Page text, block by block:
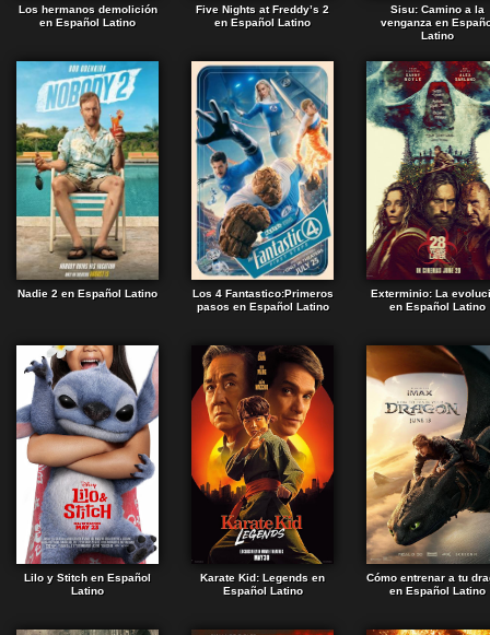
Los hermanos demolición
en Español Latino
Five Nights at Freddy’s 2
en Español Latino
Sisu: Camino a la
venganza en
Latino
Nadie 2 en Español Latino
Los 4 Fantastico:Primeros
pasos en Español Latino
Exterminio: La
en Español Latino
Lilo y Stitch en Español
Latino
Karate Kid: Legends en
Español Latino
Cómo entrenar a tu
en Español Latino